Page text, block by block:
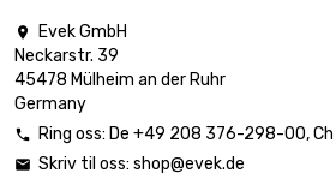
lengde : 200 Meter
størrelse : 1.5mm
størrelse : 1.5mm

Evek GmbH
Neckarstr. 39
45478 Mülheim an der Ruhr
Germany
 Ring oss: De +49 208 376-298-00, Ch
 Skriv til oss: shop@evek.de